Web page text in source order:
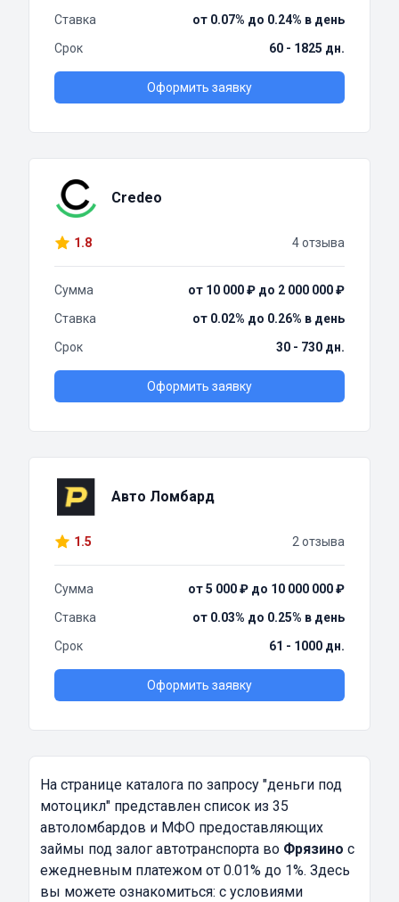
Ставка
от 0.07% до 0.24% в день
Срок
60 - 1825 дн.
Оформить заявку
Credeo
1.8 4 отзыва
Сумма
от 10 000 ₽ до 2 000 000 ₽
Ставка
от 0.02% до 0.26% в день
Срок
30 - 730 дн.
Оформить заявку
Авто Ломбард
1.5 2 отзыва
Сумма
от 5 000 ₽ до 10 000 000 ₽
Ставка
от 0.03% до 0.25% в день
Срок
61 - 1000 дн.
Оформить заявку
На странице каталога по запросу "деньги под
мотоцикл" представлен список из 35
автоломбардов и МФО предоставляющих
займы под залог автотранспорта во Фрязино с
ежедневным платежом от 0.01% до 1%. Здесь
вы можете ознакомиться: с условиями